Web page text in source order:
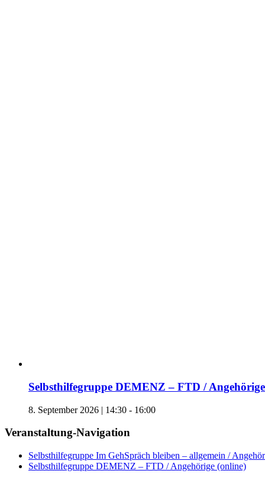
Selbsthilfegruppe DEMENZ – FTD /
8. September 2026 | 14:30 - 16:00
Veranstaltung-Navigation
Selbsthilfegruppe Im GehSpräch bleiben – allgemein /
Selbsthilfegruppe DEMENZ – FTD / Angehörige (online)